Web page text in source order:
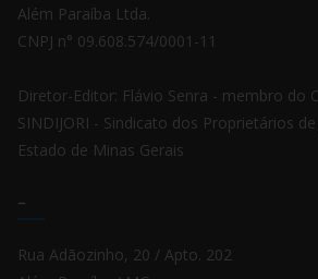
Além Paraíba Ltda.
CNPJ n° 09.608.574/0001-11
Diretor-Editor: Flávio Senra - membro do
SINDIJORI - Sindicato dos Proprietários
Estado de Minas Gerais
–
Rua Adãozinho, 20 / Apto. 202